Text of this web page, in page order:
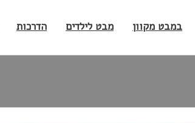
במבט מקוון מבט לילדים הדרכות